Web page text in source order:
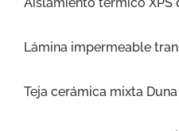
Lámina impermeable
Teja cerámica mixta